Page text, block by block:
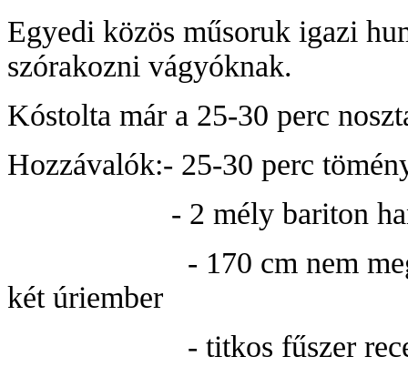
Egyedi közös műsoruk igazi
szórakozni vágyóknak.
Kóstolta már a 25-30 perc
Hozzávalók:- 25-30 perc
- 2 mély bariton hang
- 170 cm nem
két úriember
- titkos fűszer recept